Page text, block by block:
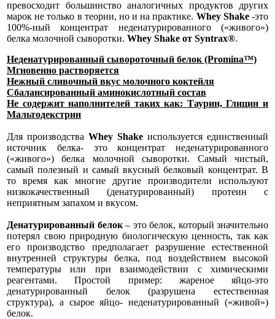
превосходит большинство аналогичных продуктов других
марок не только в теории, но и на практике. Whey Shake-это
100%-ный концентрат неденатурированного («живого»)
белка молочной сыворотки. Whey Shake от Syntrax®.
Неденатурированный сывороточный белок (Promina™)
Мгновенно растворяется
Нежный сливочный вкус молочного коктейля
Сбалансированный аминокислотный состав
Не содержит наполнителей таких как: Таурин, Глицин и
Мальтодекстрин
Для производства Whey Shake используется единственный
источник белка- это концентрат неденатурированного
(«живого») белка молочной сыворотки. Самый чистый,
самый полезный и самый вкусный белковый концентрат. В
то время как многие другие производители используют
низкокачественный (денатурированный) протеин с
неприятным запахом и вкусом.
Денатурированный белок – это белок, который значительно
потерял свою природную биологическую ценность, так как
его производство предполагает разрушение естественной
внутренней структуры белка, под воздействием высокой
температуры или при взаимодействии с химическими
реагентами. Простой пример: жареное яйцо-это
денатурированный белок (разрушена естественная
структура), а сырое яйцо- неденатурированный («живой»)
белок.